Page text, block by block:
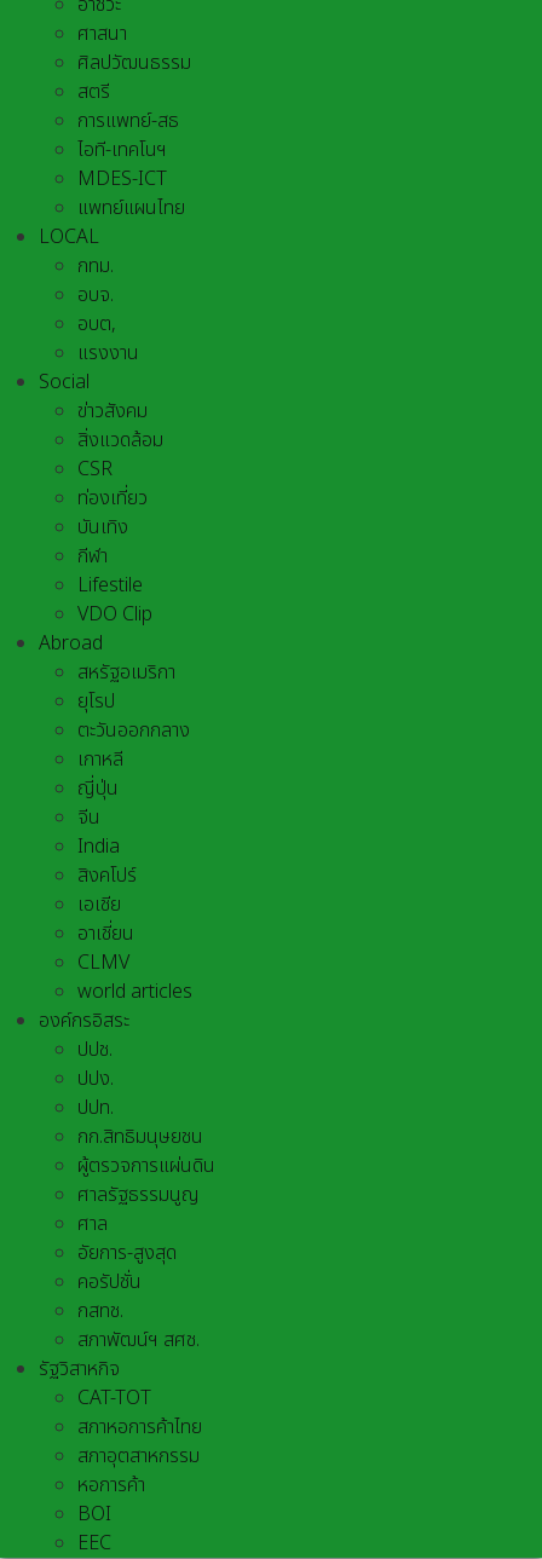
ศาสนา
ศิลปวัฒนธรรม
สตรี
การแพทย์-สธ
ไอที-เทคโนฯ
MDES-ICT
แพทย์แผนไทย
LOCAL
กทม.
อบจ.
อบต,
แรงงาน
Social
ข่าวสังคม
สิ่งแวดล้อม
CSR
ท่องเที่ยว
บันเทิง
กีฬา
Lifestile
VDO Clip
Abroad
สหรัฐอเมริกา
ยุโรป
ตะวันออกกลาง
เกาหลี
ญี่ปุ่น
จีน
India
สิงคโปร์
เอเชีย
อาเชี่ยน
CLMV
world articles
องค์กรอิสระ
ปปช.
ปปง.
ปปท.
กก.สิทธิมนุษยชน
ผู้ตรวจการแผ่นดิน
ศาลรัฐธรรมนูญ
ศาล
อัยการ-สูงสุด
คอรัปชั่น
กสทช.
สภาพัฒน์ฯ สศช.
รัฐวิสาหกิจ
CAT-TOT
สภาหอการค้าไทย
สภาอุตสาหกรรม
หอการค้า
BOI
EEC